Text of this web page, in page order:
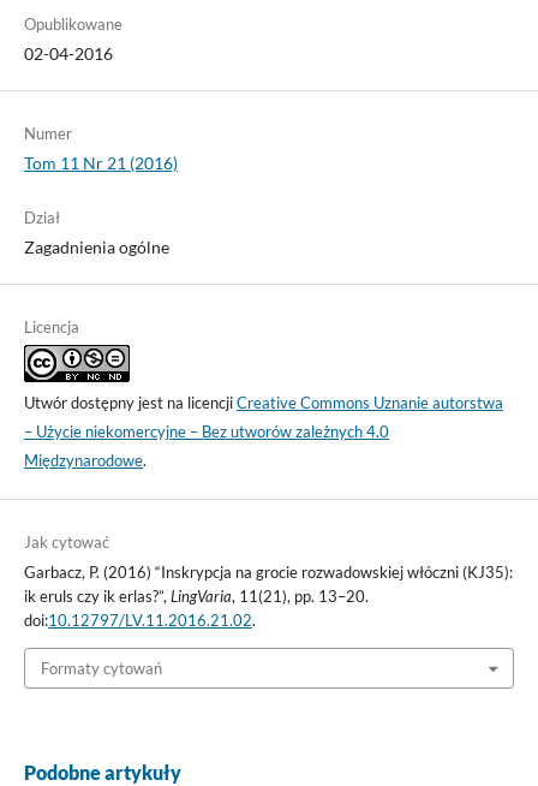
Opublikowane
02-04-2016
Numer
Tom 11 Nr 21 (2016)
Dział
Zagadnienia ogólne
Licencja
Utwór dostępny jest na licencjiCreative Commons Uznanie autorstwa
– Użycie niekomercyjne – Bez utworów zależnych 4.0
Międzynarodowe.
Jak cytować
Garbacz, P. (2016) “Inskrypcja na grocie rozwadowskiej włóczni (KJ35):
ik eruls czy ik erlas?”, LingVaria, 11(21), pp. 13–20.
doi:10.12797/LV.11.2016.21.02.
Formaty cytowań
Podobne artykuły